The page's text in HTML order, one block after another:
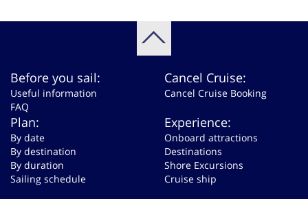
Before you sail:
Useful information
FAQ
Cancel Cruise:
Cancel Cruise Booking
Plan:
By date
By destination
By duration
Sailing schedule
Experience:
Onboard attractions
Destinations
Shore Excursions
Cruise ship